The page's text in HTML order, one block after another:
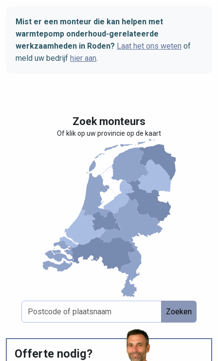
Mist er een monteur die kan helpen met
warmtepomp onderhoud-gerelateerde
werkzaamheden in Roden? Laat het ons weten of
meld uw bedrijf hier aan.
Zoek monteurs
Of klik op uw provincie op de kaart
Zoeken
Offerte nodig?